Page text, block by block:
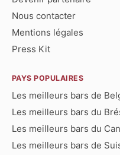
Nous contacter
Mentions légales
Press Kit
PAYS POPULAIRES
Les meilleurs bars de
Les meilleurs bars du
Les meilleurs bars du
Les meilleurs bars de